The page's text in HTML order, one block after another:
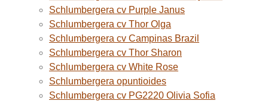
Schlumbergera cv Purple Janus
Schlumbergera cv Thor Olga
Schlumbergera cv Campinas Brazil
Schlumbergera cv Thor Sharon
Schlumbergera cv White Rose
Schlumbergera opuntioides
Schlumbergera cv PG2220 Olivia Sofia